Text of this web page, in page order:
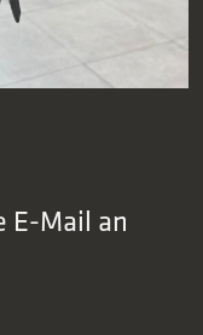
E-Mail an